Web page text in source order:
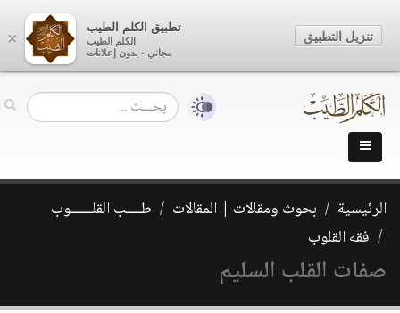
الرئيسية بحوث ومقالات | المقالات
طــــب القلــــــوب
فقه القلوب
صفات القلب السليم
×
تطبيق الكلم الطيب
الكلم الطيب
مجاني - بدون إعلانات
تنزيل التطبيق